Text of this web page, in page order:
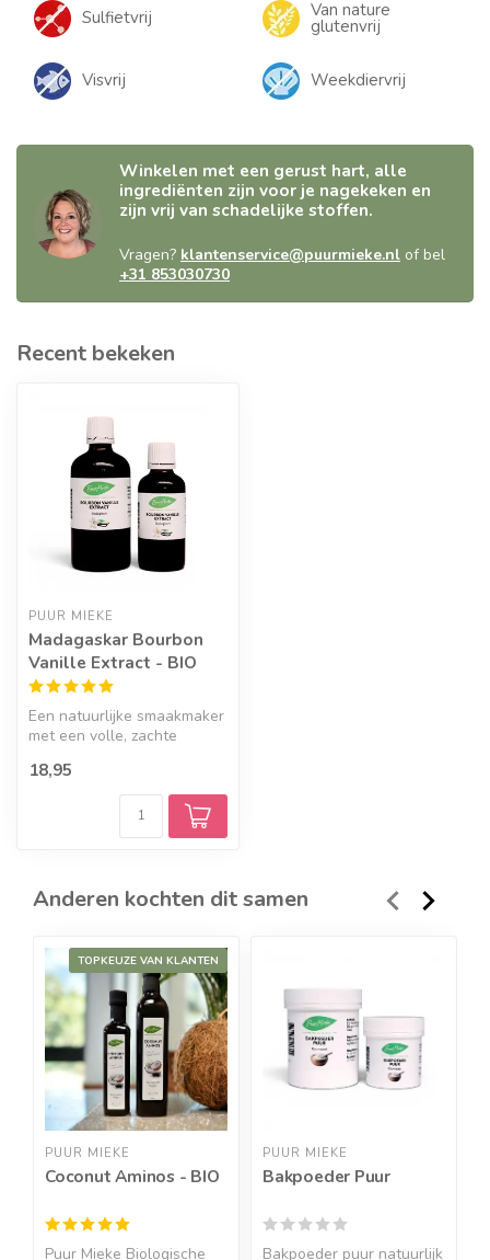
Sulfietvrij Van nature
glutenvrij
Visvrij Weekdiervrij
Winkelen met een gerust hart, alle
ingrediënten zijn voor je nagekeken en
zijn vrij van schadelijke stoffen.
Vragen? klantenservice@puurmieke.nl of bel
+31 853030730
Recent bekeken
PUUR MIEKE
Madagaskar Bourbon
Vanille Extract - BIO
Een natuurlijke smaakmaker
met een volle, zachte
bakke...
18,95
Anderen kochten dit samen
TOPKEUZE VAN KLANTEN
PUUR MIEKE
Coconut Aminos - BIO
Puur Mieke Biologische
PUUR MIEKE
Bakpoeder Puur
Bakpoeder puur natuurlijk